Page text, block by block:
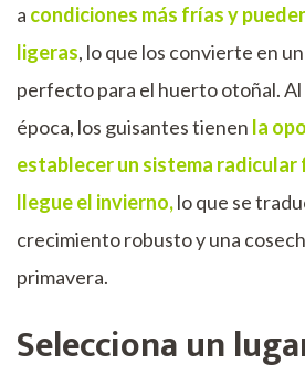
a condiciones más frías y
ligeras, lo que los convierte en
perfecto para el huerto otoñal.
época, los guisantes tienen la
establecer un sistema
llegue el invierno,lo que se
crecimiento robusto y una
primavera.
Selecciona un